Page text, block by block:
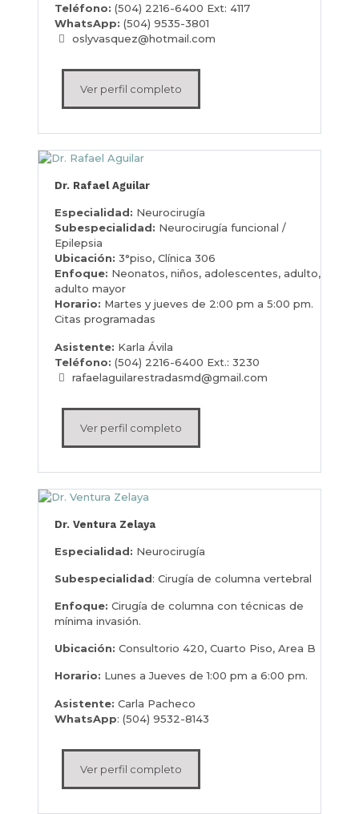
Teléfono: (504) 2216-6400 Ext: 4117
WhatsApp: (504) 9535-3801
oslyvasquez@hotmail.com
Ver perfil completo
Dr. Rafael Aguilar
Especialidad: Neurocirugía
Subespecialidad: Neurocirugía funcional /
Epilepsia
Ubicación: 3°piso, Clínica 306
Enfoque: Neonatos, niños, adolescentes, adulto,
adulto mayor
Horario: Martes y jueves de 2:00 pm a 5:00 pm.
Citas programadas
Asistente: Karla Ávila
Teléfono: (504) 2216-6400 Ext.: 3230
rafaelaguilarestradasmd@gmail.com
Ver perfil completo
Dr. Ventura Zelaya
Especialidad: Neurocirugía
Subespecialidad: Cirugía de columna vertebral
Enfoque: Cirugía de columna con técnicas de
mínima invasión.
Ubicación: Consultorio 420, Cuarto Piso, Area B
Horario: Lunes a Jueves de 1:00 pm a 6:00 pm.
Asistente: Carla Pacheco
WhatsApp: (504) 9532-8143
Ver perfil completo